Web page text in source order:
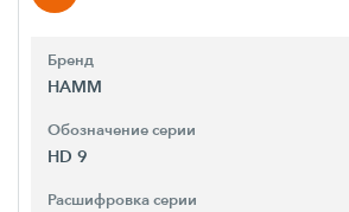
Бренд
HAMM
Обозначение серии
HD 9
Расшифровка серии